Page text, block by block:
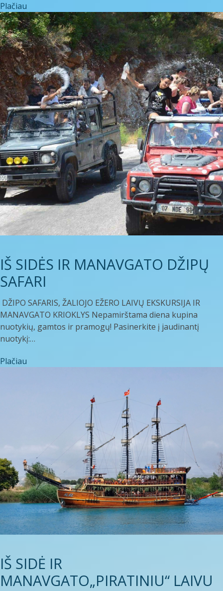
Plačiau
IŠ SIDĖS IR MANAVGATO DŽIPŲ
SAFARI
DŽIPO SAFARIS, ŽALIOJO EŽERO LAIVŲ EKSKURSIJA IR
MANAVGATO KRIOKLYS Nepamirštama diena kupina
nuotykių, gamtos ir pramogų! Pasinerkite į jaudinantį
nuotykį:…
Plačiau
IŠ SIDĖ IR
MANAVGATO„PIRATINIU“ LAIVU